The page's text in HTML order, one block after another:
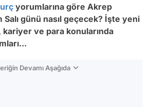
yorumlarına göre Akrep
Salıgünü nasıl geçecek? İşte yeni
kariyer ve para konularında
Devamı Aşağıda